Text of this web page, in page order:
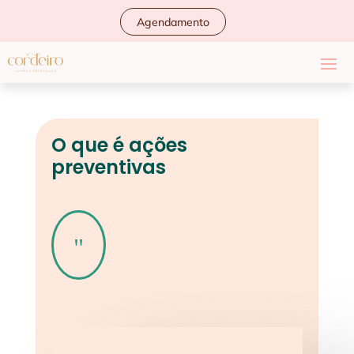
Agendamento
O que é ações
preventivas
"